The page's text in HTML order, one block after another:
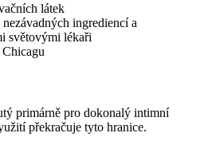
látek
ingrediencí a
světovými lékaři
primárně pro dokonalý intimní
překračuje tyto hranice.